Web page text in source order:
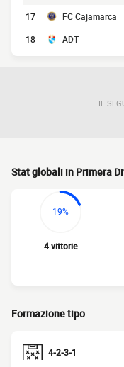
17
FC Cajamarca
18 ADT
IL
Stat globali in Primera
19%
4 vittorie
Formazione tipo
4-2-3-1